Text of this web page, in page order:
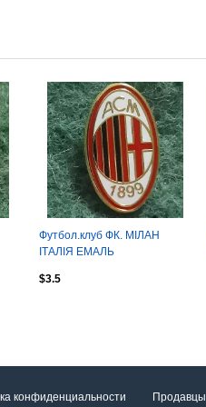
Футбол.клуб ФК. МІЛАН
ІТАЛІЯ ЕМАЛЬ
$3.5
конфиденциальности Продавцы